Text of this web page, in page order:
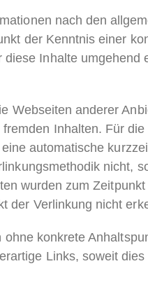
nach den
der Kenntnis einer
Inhalte umgehend
Webseiten anderer
Inhalten. Für
automatische
nicht,
wurden zum
der Verlinkung nicht
konkrete
Links, soweit